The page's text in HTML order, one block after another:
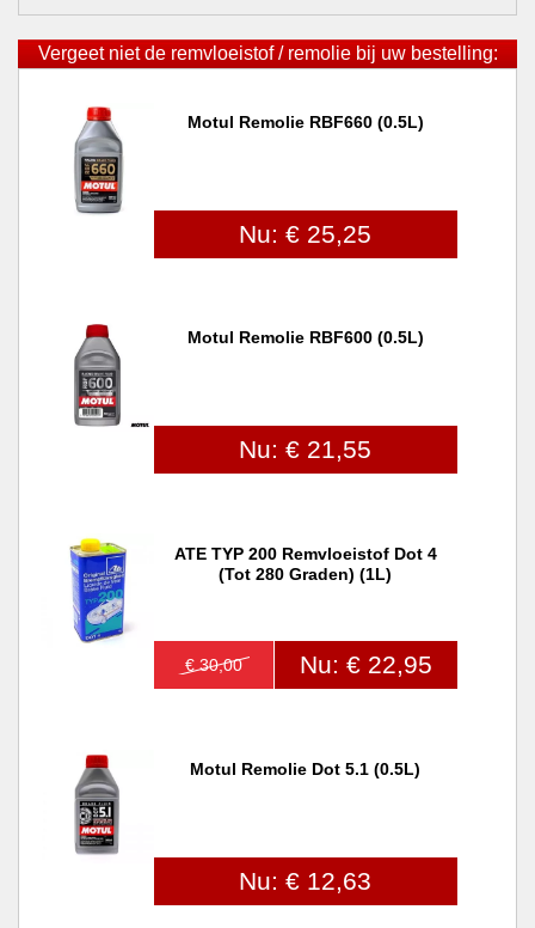
Vergeet niet de remvloeistof / remolie bij uw bestelling:
Motul Remolie RBF660 (0.5L)
Nu: € 25,25
Motul Remolie RBF600 (0.5L)
Nu: € 21,55
ATE TYP 200 Remvloeistof Dot 4
(tot 280 Graden) (1L)
€ 30,00 Nu: € 22,95
Motul Remolie Dot 5.1 (0.5L)
Nu: € 12,63